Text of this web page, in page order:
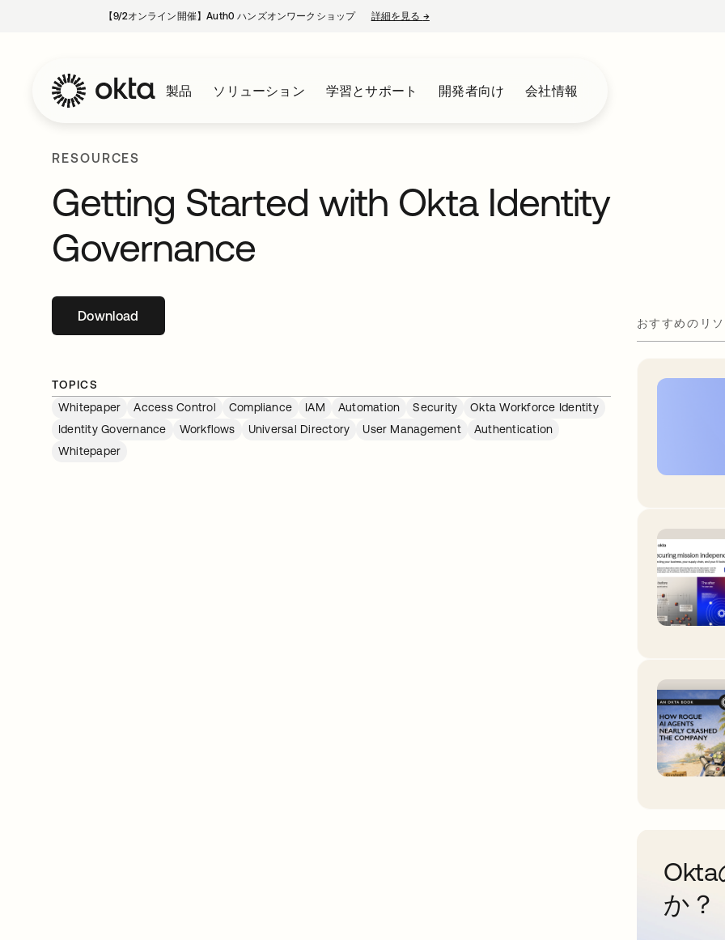
【9/2オンライン開催】Auth0 ハンズオンワークショップ 詳細を見る →新しいタブで開く
製品 ソリューション 学習とサポート 開発者向け 会社情報
RESOURCES
Getting Started with Okta Identity
Governance
Download新しいタブで開く
TOPICS
Whitepaper
Access Control Compliance IAM Automation Security
Okta Workforce Identity
Identity Governance
Workflows Universal Directory User Management
Authentication
Whitepaper
おすすめのリ
か？